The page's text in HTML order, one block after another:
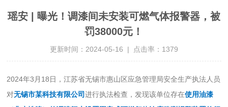
瑶安 | 曝光！调漆间未安装可燃气体报警器，被
罚38000元！
更新时间：2024-05-16 | 点击率：1379
2024年3月18日，江苏省无锡市惠山区应急管理局安全生产执法人员
对无锡市某科技有限公司进行执法检查，发现该单位存在使用油漆